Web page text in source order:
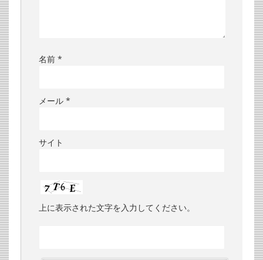
名前 *
メール *
サイト
上に表示された文字を入力してください。